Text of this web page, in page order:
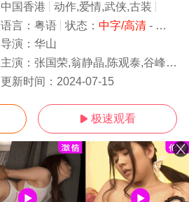
中国香港 动作,爱情,武侠,古装
语言： 粤语 状态： 中字/高清- 免费在线观看
导演： 华山
主演： 张国荣,翁静晶,陈观泰,谷峰,顾冠忠,刘雪华
更新时间： 2024-07-15
 极速观看